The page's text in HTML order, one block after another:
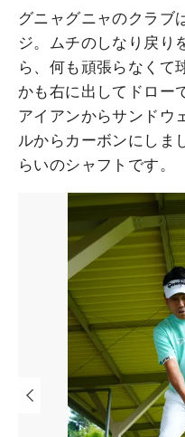
グニャグニャのクラブ
ジ。ムチのしなり戻り
ら、何も頑張らなくて
かも右に出してドロー
アイアンからサンドウ
ルからカーボンにしま
らいのシャフトです。